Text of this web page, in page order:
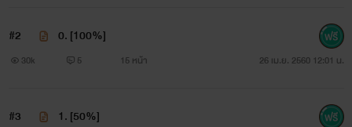
แค่อยากหาประสบหารณ์ทางเพศกับผู้ชายสักคน
แต่มันกลับล้มไม่เป็นท่า
#2 0. [100%]
30k 5 15 หน้า 26 เม.ย. 2560 12:01 น.
#3 1. [50%]